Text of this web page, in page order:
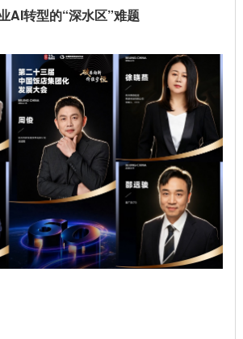
AI转型的“深水区”难题